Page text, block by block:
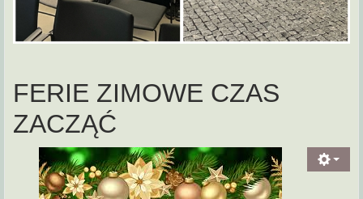
FERIE ZIMOWE CZAS
ZACZĄĆ